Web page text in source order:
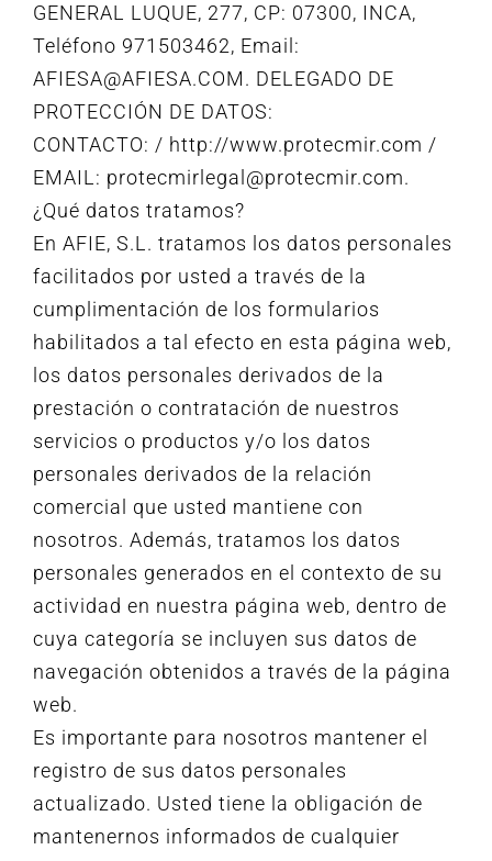
GENERAL LUQUE, 277, CP: 07300, INCA,
Teléfono 971503462, Email:
AFIESA@AFIESA.COM. DELEGADO DE
PROTECCIÓN DE DATOS:
CONTACTO: / http://www.protecmir.com /
EMAIL: protecmirlegal@protecmir.com.
¿Qué datos tratamos?
En AFIE, S.L. tratamos los datos personales
facilitados por usted a través de la
cumplimentación de los formularios
habilitados a tal efecto en esta página web,
los datos personales derivados de la
prestación o contratación de nuestros
servicios o productos y/o los datos
personales derivados de la relación
comercial que usted mantiene con
nosotros. Además, tratamos los datos
personales generados en el contexto de su
actividad en nuestra página web, dentro de
cuya categoría se incluyen sus datos de
navegación obtenidos a través de la página
web.
Es importante para nosotros mantener el
registro de sus datos personales
actualizado. Usted tiene la obligación de
mantenernos informados de cualquier